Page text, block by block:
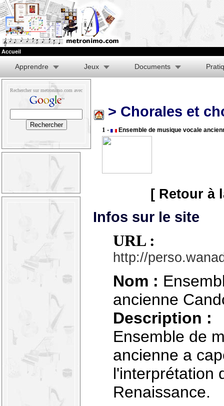
Accueil
Apprendre Jeux Documents
Rechercher sur metronimo.com avec
> Chorales et
1 - Ensemble de musique vocale
[ Retour à
Infos sur le site
URL :
http://
Nom :
ancienne
Description :
Ensemble de
ancienne a
l'interprétation
Renaissance.